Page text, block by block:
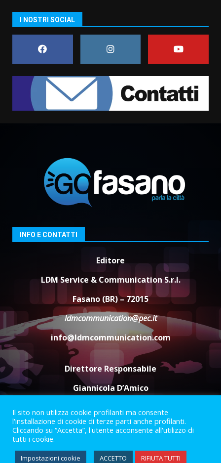
conferma di voler ricorrere per
ottenere l’iscrizione
8 Agosto 2026 19:55
2
La Banda Città di Fasano apre
ufficialmente la Festa di
Savelletri
8 Agosto 2026 11:00
Santis
8 Agosto 2026 07:30
4
Politiche Giovanili e Mobilità
Sostenibile: premiati gli studenti
giusta”
“I Contestatori: Musica di
Rivoluzione”: nuovo
appuntamento con “Fasano in
7 Agosto 2026 06:05
I NOSTRI SOCIAL
INFO E CONTATTI
Editore
LDM Service & Communication S.r.l.
Fasano (BR) – 72015
ldmcommunication@pec.it
info@ldmcommunication.com
Direttore Responsabile
Giannicola D’Amico
Termini e Condizioni
Privacy Policy
Informazioni Legali
Facebook
Instagram
Youtube
Il sito non utilizza cookie profilanti ma consente
l'installazione di cookie di terze parti anche profilanti.
Cliccando su “Accetta”, l'utente acconsente all'utilizzo di
tutti i cookie.
Impostazioni cookie ACCETTO RIFIUTA TUTTI